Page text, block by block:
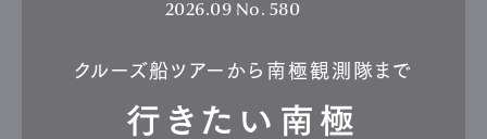
2026.09 No. 580
クルーズ船ツアーから南極観測隊まで
行きたい南極